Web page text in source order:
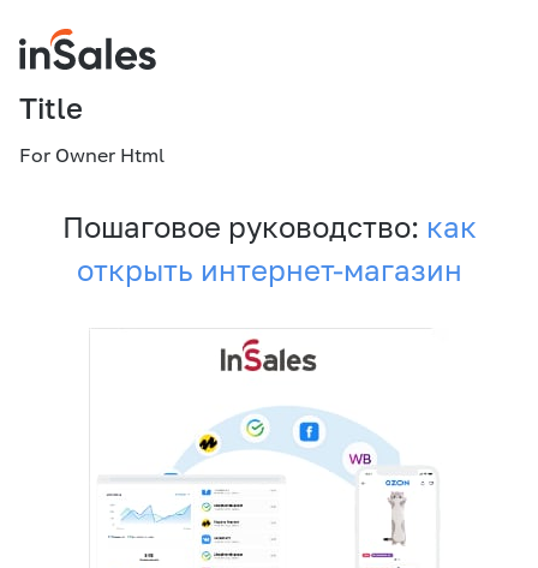
Title
For Owner Html
Пошаговое руководство: как
открыть интернет-магазин